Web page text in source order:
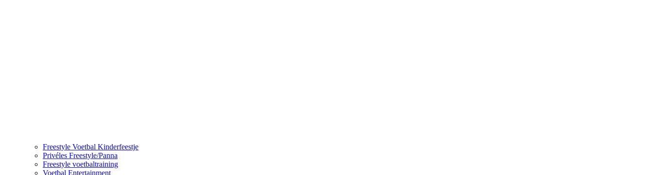
Freestyle Voetbal Kinderfeestje
Privéles Freestyle/Panna
Freestyle voetbaltraining
Voetbal Entertainment